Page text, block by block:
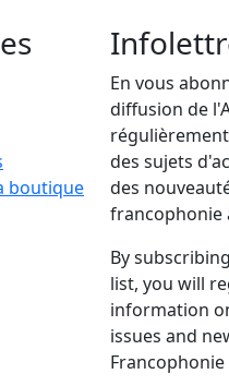
boutique
En vous
diffusion de
des sujets
des
francophonie
By
list, you will
information
issues and